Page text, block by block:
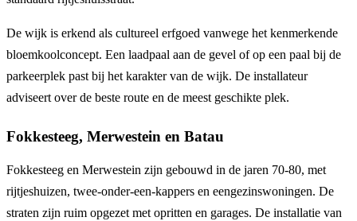
De wijk is erkend als cultureel erfgoed vanwege het kenmerkende
bloemkoolconcept. Een laadpaal aan de gevel of op een paal bij de
parkeerplek past bij het karakter van de wijk. De installateur
adviseert over de beste route en de meest geschikte plek.
Fokkesteeg, Merwestein en Batau
Fokkesteeg en Merwestein zijn gebouwd in de jaren 70-80, met
rijtjeshuizen, twee-onder-een-kappers en eengezinswoningen. De
straten zijn ruim opgezet met opritten en garages. De installatie van